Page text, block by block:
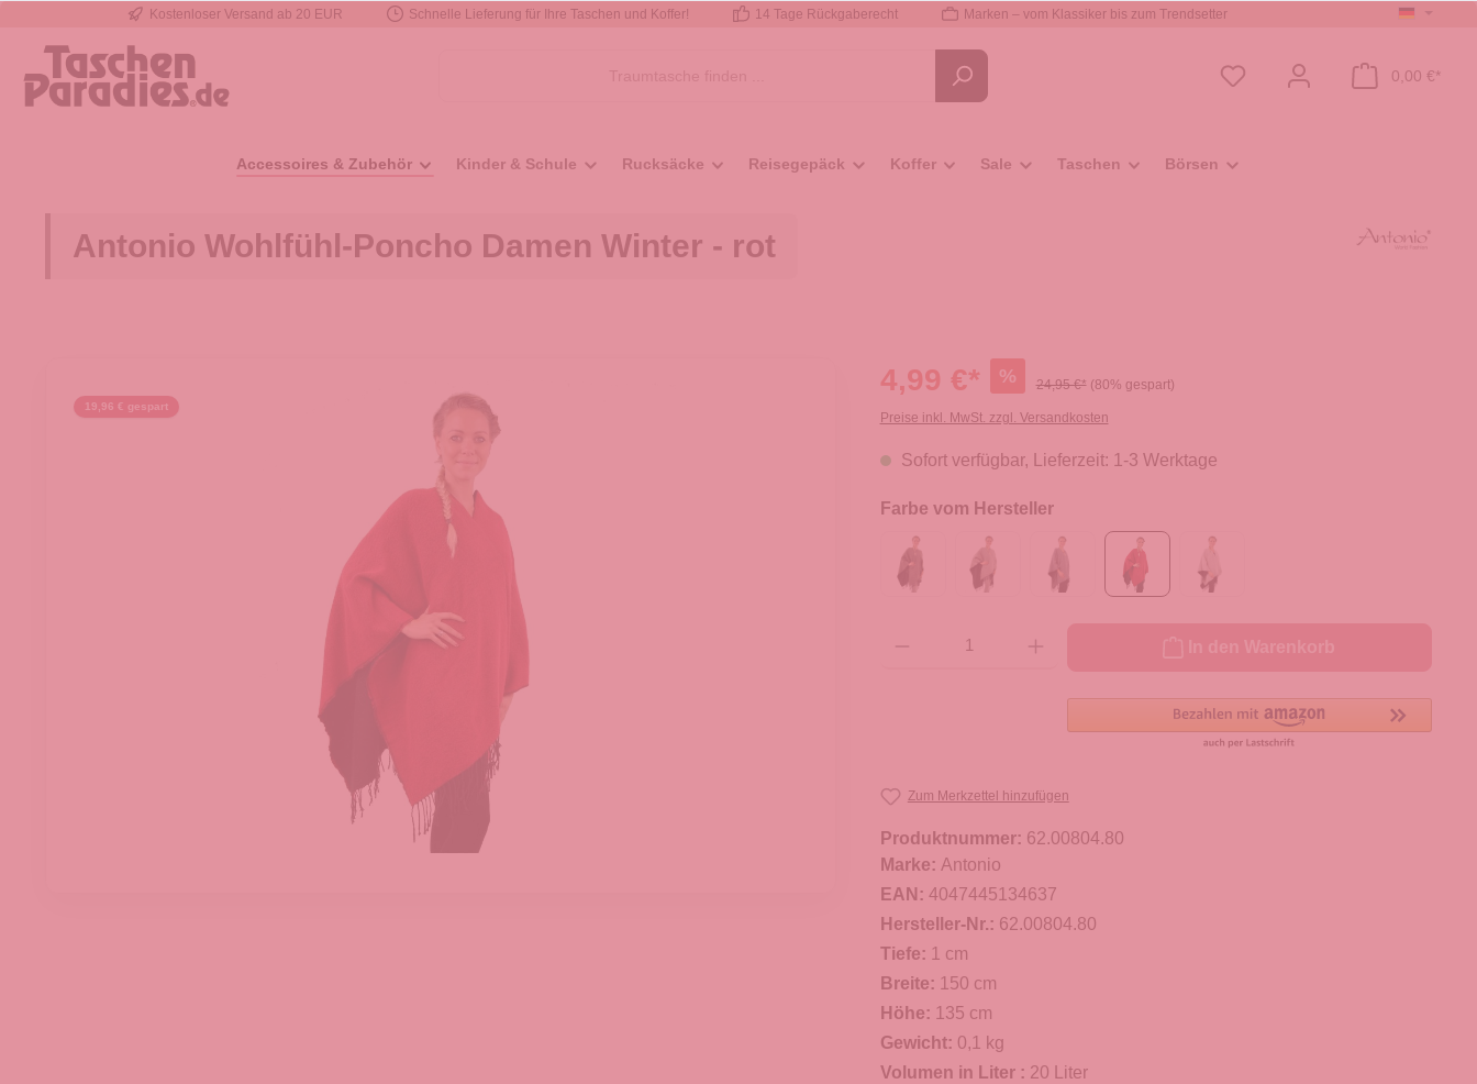
Zur Hauptnavigation springen
Kostenloser Versand ab 20 EUR Schnelle Lieferung für Ihre Taschen und Koffer! 14 Tage Rückgaberecht Marken – vom Klassiker bis zum Trendsetter
0,00 €*
Accessoires & Zubehör Kinder & Schule Rucksäcke Reisegepäck Koffer Sale Taschen Börsen
Antonio Wohlfühl-Poncho Damen Winter - rot
19,96 € gespart
4,99 €* % 24,95 €* (80% gespart)
Preise inkl. MwSt. zzgl. Versandkosten
Sofort verfügbar, Lieferzeit: 1-3 Werktage
Farbe vom Hersteller
Zum Merkzettel hinzufügen
Produktnummer: 62.00804.80
Marke: Antonio
EAN: 4047445134637
Hersteller-Nr.: 62.00804.80
Tiefe: 1 cm
Breite: 150 cm
Höhe: 135 cm
Gewicht: 0,1 kg
Volumen in Liter : 20 Liter